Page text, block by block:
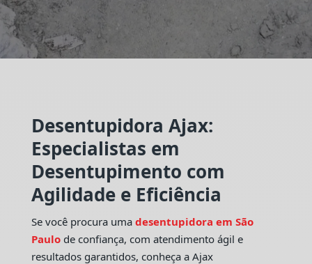
Desentupidora Ajax:
Especialistas em
Desentupimento com
Agilidade e Eficiência
Se você procura uma desentupidora em São
Paulo de confiança, com atendimento ágil e
resultados garantidos, conheça a Ajax